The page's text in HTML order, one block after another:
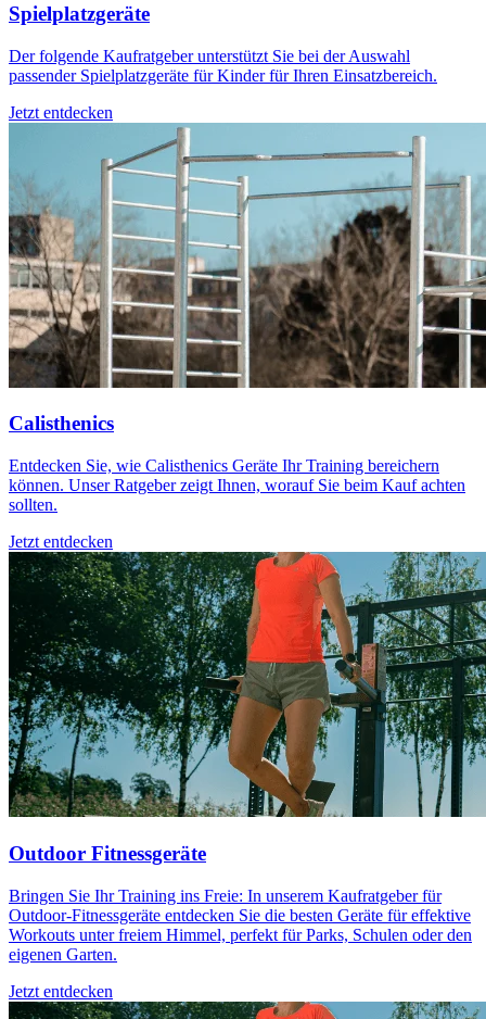
Spielplatzgeräte
Der folgende Kaufratgeber unterstützt Sie bei der Auswahl
passender Spielplatzgeräte für Kinder für Ihren Einsatzbereich.
Jetzt entdecken
Calisthenics
Entdecken Sie, wie Calisthenics Geräte Ihr Training bereichern
können. Unser Ratgeber zeigt Ihnen, worauf Sie beim Kauf achten
sollten.
Jetzt entdecken
Outdoor Fitnessgeräte
Bringen Sie Ihr Training ins Freie: In unserem Kaufratgeber für
Outdoor-Fitnessgeräte entdecken Sie die besten Geräte für effektive
Workouts unter freiem Himmel, perfekt für Parks, Schulen oder den
eigenen Garten.
Jetzt entdecken